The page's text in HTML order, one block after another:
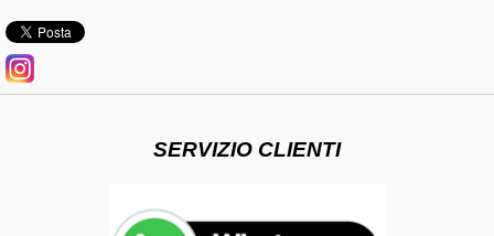
SERVIZIO CLIENTI